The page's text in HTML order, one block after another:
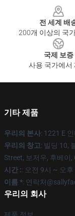
전 세계 배
200개 이상의 국
국제 보증
사용 국가에서
기타 제품
우리의 본사: 1221 E
우리의 창고: 빌딩 10,
Street, 보저우, 후베이,
시간 :: 오전 9시 ~ 오
이름 *: 연락처
우리의 회사